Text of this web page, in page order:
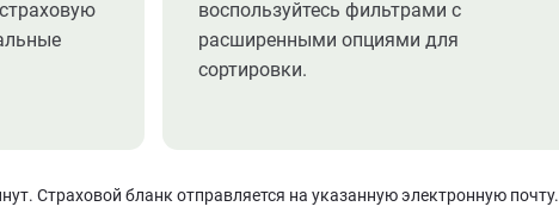
воспользуйтесь фильтрами с
расширенными опциями для
сортировки.
Страховой бланк отправляется на указанную электронную почту.